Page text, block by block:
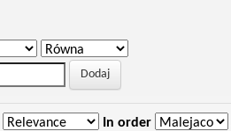
In order